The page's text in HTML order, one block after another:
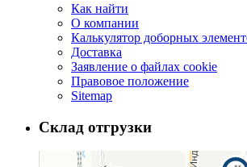
Как найти
О компании
Калькулятор доборных
Доставка
Заявление о файлах cookie
Правовое положение
Sitemap
Склад отгрузки